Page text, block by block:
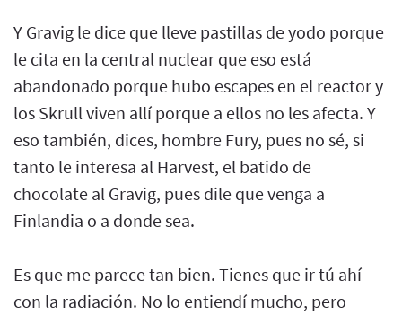
Y Gravig le dice que lleve pastillas de yodo porque
le cita en la central nuclear que eso está
abandonado porque hubo escapes en el reactor y
los Skrull viven allí porque a ellos no les afecta. Y
eso también, dices, hombre Fury, pues no sé, si
tanto le interesa al Harvest, el batido de
chocolate al Gravig, pues dile que venga a
Finlandia o a donde sea.
Es que me parece tan bien. Tienes que ir tú ahí
con la radiación. No lo entiendí mucho, pero